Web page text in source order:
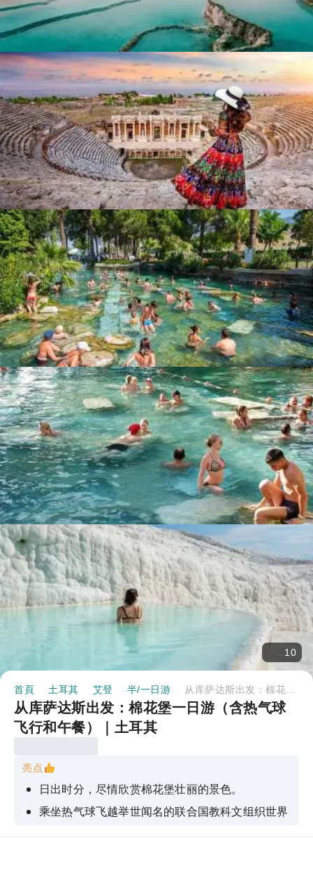
10
首頁 土耳其 艾登 半/一日游
从库萨达斯出发：棉花堡一日游（含热气球
飞行和午餐）｜土耳其
亮点
日出时分，尽情欣赏棉花堡壮丽的景色。
乘坐热气球飞越举世闻名的联合国教科文组织世界